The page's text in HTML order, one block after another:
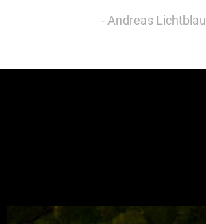
- Andreas Lichtblau